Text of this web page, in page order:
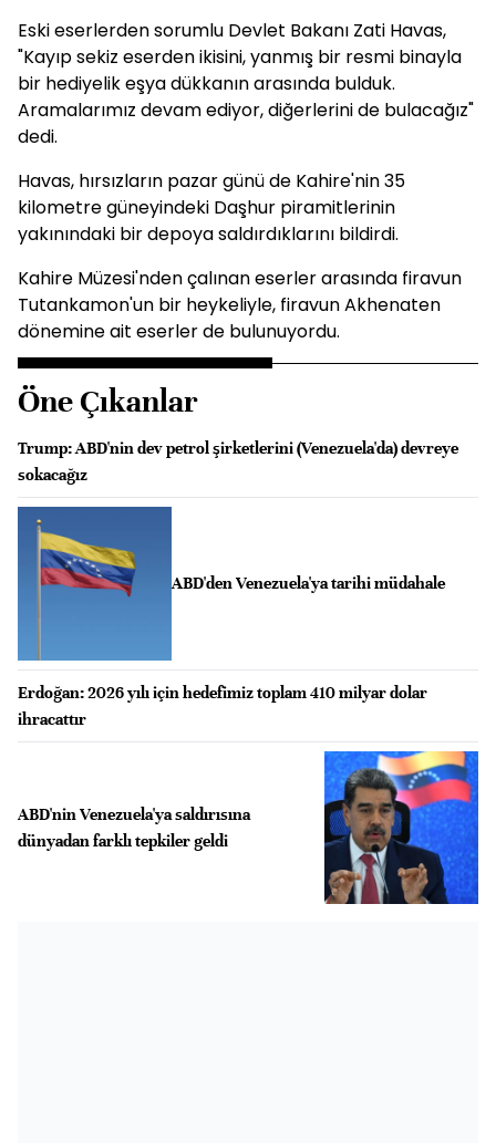
Eski eserlerden sorumlu Devlet Bakanı Zati Havas,
"Kayıp sekiz eserden ikisini, yanmış bir resmi binayla
bir hediyelik eşya dükkanın arasında bulduk.
Aramalarımız devam ediyor, diğerlerini de bulacağız"
dedi.
Havas, hırsızların pazar günü de Kahire'nin 35
kilometre güneyindeki Daşhur piramitlerinin
yakınındaki bir depoya saldırdıklarını bildirdi.
Kahire Müzesi'nden çalınan eserler arasında firavun
Tutankamon'un bir heykeliyle, firavun Akhenaten
dönemine ait eserler de bulunuyordu.
Öne Çıkanlar
Trump: ABD'nin dev petrol şirketlerini (Venezuela'da) devreye
sokacağız
ABD'den Venezuela'ya tarihi müdahale
Erdoğan: 2026 yılı için hedefimiz toplam 410 milyar dolar
ihracattır
ABD'nin Venezuela'ya saldırısına
dünyadan farklı tepkiler geldi